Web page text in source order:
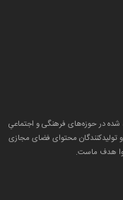
شده در حوزه‌های فرهنگی و اجتماعیِ
تولید‌کنندگان محتوای فضای مجازی
هدف ماست.